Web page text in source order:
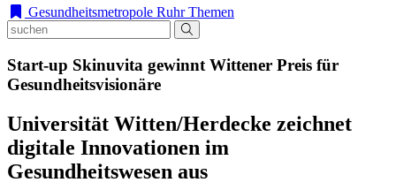
Gesundheitsmetropole Ruhr Themen
Start-up Skinuvita gewinnt Wittener Preis für
Gesundheitsvisionäre
Universität Witten/Herdecke zeichnet
digitale Innovationen im
Gesundheitswesen aus